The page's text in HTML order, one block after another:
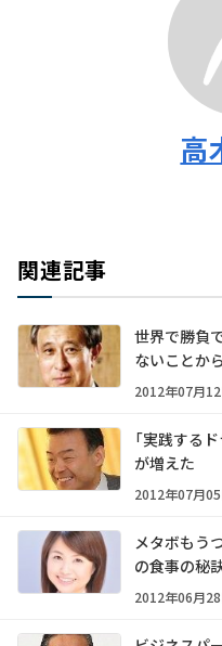
高
関連記事
世界で勝負
ないことか
2012年07月
「実践するド
が増えた
2012年07月
メタボもう
の食事の秘
2012年06月